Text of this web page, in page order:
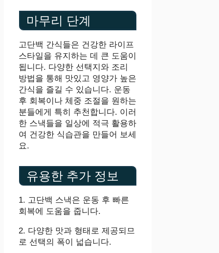
마무리 단계
고단백 간식들은 건강한 라이프
스타일을 유지하는 데 큰 도움이
됩니다. 다양한 선택지와 조리
방법을 통해 맛있고 영양가 높은
간식을 즐길 수 있습니다. 운동
후 회복이나 체중 조절을 원하는
분들에게 특히 추천합니다. 이러
한 스낵들을 일상에 적극 활용하
여 건강한 식습관을 만들어 보세
요.
유용한 추가 정보
1. 고단백 스낵은 운동 후 빠른
회복에 도움을 줍니다.
2. 다양한 맛과 형태로 제공되므
로 선택의 폭이 넓습니다.